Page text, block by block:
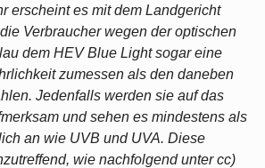
erscheint es mit dem Landgericht
Verbraucher wegen der optischen
dem HEV Blue Light sogar eine
zumessen als den daneben
Jedenfalls werden sie auf das
und sehen es mindestens als
an wie UVB und UVA. Diese
wie nachfolgend unter cc)